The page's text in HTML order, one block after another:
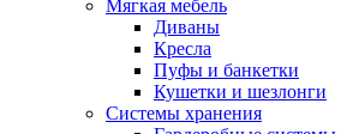
Мягкая мебель
Диваны
Кресла
Пуфы и банкетки
Кушетки и шезлонги
Системы хранения